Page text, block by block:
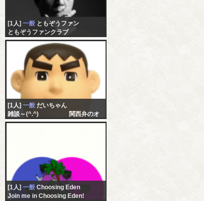
[1人] 一般 ともぞうファン
ともぞうファンクラブ
[1人] 一般 だいちゃん
雑談～(^.^) 関西弁のオ
ッちゃんやで～
[1人] 一般 Choosing Eden
Join me in Choosing Eden!